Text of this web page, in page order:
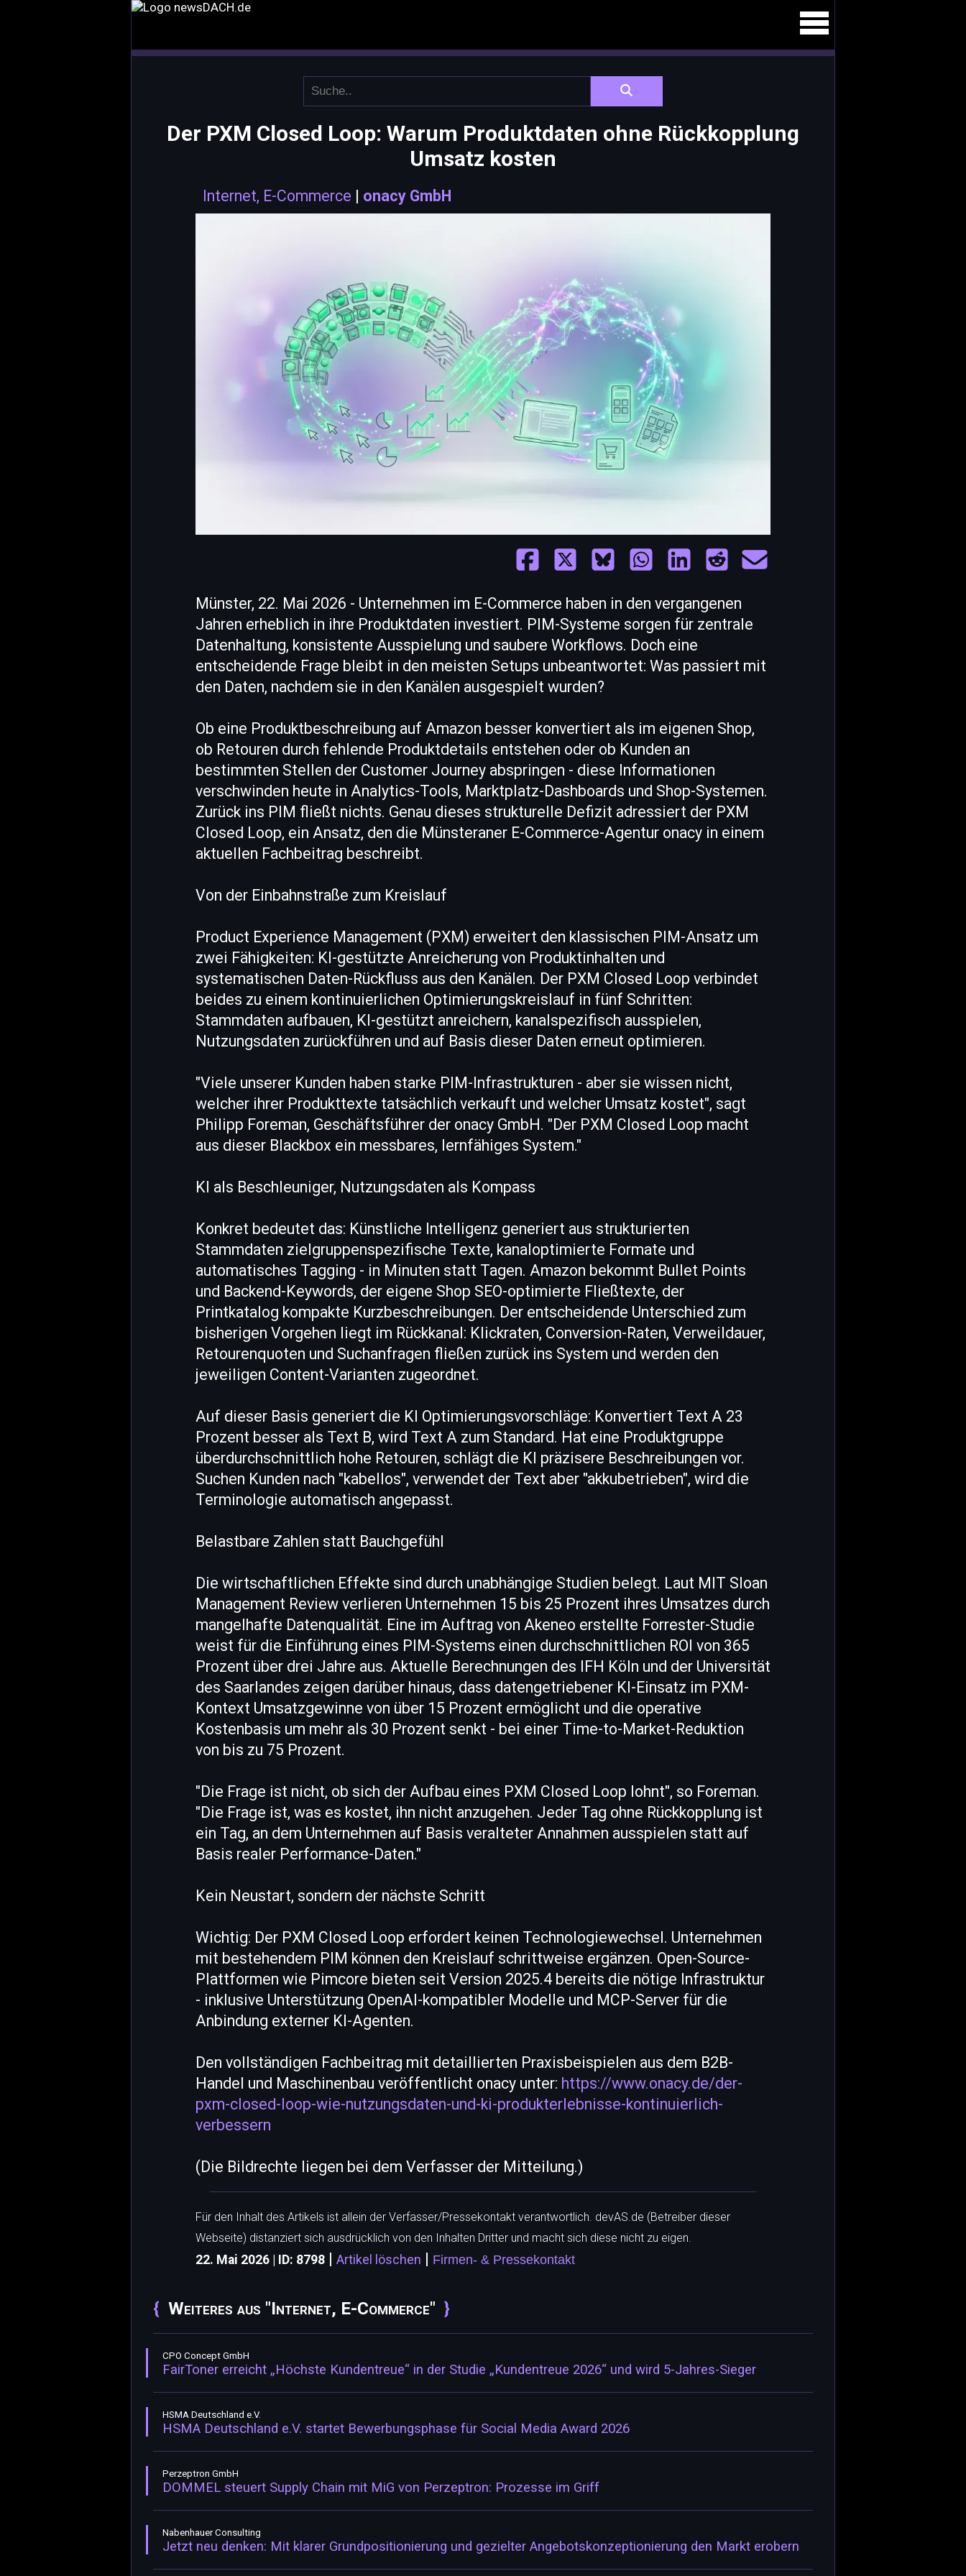
Der PXM Closed Loop: Warum Produktdaten ohne Rückkopplung
Umsatz kosten
Internet, E-Commerce | onacy GmbH
Münster, 22. Mai 2026 - Unternehmen im E-Commerce haben in den vergangenen
Jahren erheblich in ihre Produktdaten investiert. PIM-Systeme sorgen für zentrale
Datenhaltung, konsistente Ausspielung und saubere Workflows. Doch eine
entscheidende Frage bleibt in den meisten Setups unbeantwortet: Was passiert mit
den Daten, nachdem sie in den Kanälen ausgespielt wurden?
Ob eine Produktbeschreibung auf Amazon besser konvertiert als im eigenen Shop,
ob Retouren durch fehlende Produktdetails entstehen oder ob Kunden an
bestimmten Stellen der Customer Journey abspringen - diese Informationen
verschwinden heute in Analytics-Tools, Marktplatz-Dashboards und Shop-Systemen.
Zurück ins PIM fließt nichts. Genau dieses strukturelle Defizit adressiert der PXM
Closed Loop, ein Ansatz, den die Münsteraner E-Commerce-Agentur onacy in einem
aktuellen Fachbeitrag beschreibt.
Von der Einbahnstraße zum Kreislauf
Product Experience Management (PXM) erweitert den klassischen PIM-Ansatz um
zwei Fähigkeiten: KI-gestützte Anreicherung von Produktinhalten und
systematischen Daten-Rückfluss aus den Kanälen. Der PXM Closed Loop verbindet
beides zu einem kontinuierlichen Optimierungskreislauf in fünf Schritten:
Stammdaten aufbauen, KI-gestützt anreichern, kanalspezifisch ausspielen,
Nutzungsdaten zurückführen und auf Basis dieser Daten erneut optimieren.
"Viele unserer Kunden haben starke PIM-Infrastrukturen - aber sie wissen nicht,
welcher ihrer Produkttexte tatsächlich verkauft und welcher Umsatz kostet", sagt
Philipp Foreman, Geschäftsführer der onacy GmbH. "Der PXM Closed Loop macht
aus dieser Blackbox ein messbares, lernfähiges System."
KI als Beschleuniger, Nutzungsdaten als Kompass
Konkret bedeutet das: Künstliche Intelligenz generiert aus strukturierten
Stammdaten zielgruppenspezifische Texte, kanaloptimierte Formate und
automatisches Tagging - in Minuten statt Tagen. Amazon bekommt Bullet Points
und Backend-Keywords, der eigene Shop SEO-optimierte Fließtexte, der
Printkatalog kompakte Kurzbeschreibungen. Der entscheidende Unterschied zum
bisherigen Vorgehen liegt im Rückkanal: Klickraten, Conversion-Raten, Verweildauer,
Retourenquoten und Suchanfragen fließen zurück ins System und werden den
jeweiligen Content-Varianten zugeordnet.
Auf dieser Basis generiert die KI Optimierungsvorschläge: Konvertiert Text A 23
Prozent besser als Text B, wird Text A zum Standard. Hat eine Produktgruppe
überdurchschnittlich hohe Retouren, schlägt die KI präzisere Beschreibungen vor.
Suchen Kunden nach "kabellos", verwendet der Text aber "akkubetrieben", wird die
Terminologie automatisch angepasst.
Belastbare Zahlen statt Bauchgefühl
Die wirtschaftlichen Effekte sind durch unabhängige Studien belegt. Laut MIT Sloan
Management Review verlieren Unternehmen 15 bis 25 Prozent ihres Umsatzes durch
mangelhafte Datenqualität. Eine im Auftrag von Akeneo erstellte Forrester-Studie
weist für die Einführung eines PIM-Systems einen durchschnittlichen ROI von 365
Prozent über drei Jahre aus. Aktuelle Berechnungen des IFH Köln und der Universität
des Saarlandes zeigen darüber hinaus, dass datengetriebener KI-Einsatz im PXM-
Kontext Umsatzgewinne von über 15 Prozent ermöglicht und die operative
Kostenbasis um mehr als 30 Prozent senkt - bei einer Time-to-Market-Reduktion
von bis zu 75 Prozent.
"Die Frage ist nicht, ob sich der Aufbau eines PXM Closed Loop lohnt", so Foreman.
"Die Frage ist, was es kostet, ihn nicht anzugehen. Jeder Tag ohne Rückkopplung ist
ein Tag, an dem Unternehmen auf Basis veralteter Annahmen ausspielen statt auf
Basis realer Performance-Daten."
Kein Neustart, sondern der nächste Schritt
Wichtig: Der PXM Closed Loop erfordert keinen Technologiewechsel. Unternehmen
mit bestehendem PIM können den Kreislauf schrittweise ergänzen. Open-Source-
Plattformen wie Pimcore bieten seit Version 2025.4 bereits die nötige Infrastruktur
- inklusive Unterstützung OpenAI-kompatibler Modelle und MCP-Server für die
Anbindung externer KI-Agenten.
Den vollständigen Fachbeitrag mit detaillierten Praxisbeispielen aus dem B2B-
Handel und Maschinenbau veröffentlicht onacy unter: https://www.onacy.de/der-
pxm-closed-loop-wie-nutzungsdaten-und-ki-produkterlebnisse-kontinuierlich-
verbessern
(Die Bildrechte liegen bei dem Verfasser der Mitteilung.)
Für den Inhalt des Artikels ist allein der Verfasser/Pressekontakt verantwortlich. devAS.de (Betreiber dieser
Webseite) distanziert sich ausdrücklich von den Inhalten Dritter und macht sich diese nicht zu eigen.
22. Mai 2026 | ID: 8798 | Artikel löschen | Firmen- & Pressekontakt
Weiteres aus "Internet, E-Commerce"
CPO Concept GmbH
FairToner erreicht „Höchste Kundentreue“ in der Studie „Kundentreue 2026“ und wird 5-Jahres-Sieger
HSMA Deutschland e.V.
HSMA Deutschland e.V. startet Bewerbungsphase für Social Media Award 2026
Perzeptron GmbH
DOMMEL steuert Supply Chain mit MiG von Perzeptron: Prozesse im Griff
Nabenhauer Consulting
Jetzt neu denken: Mit klarer Grundpositionierung und gezielter Angebotskonzeptionierung den Markt erobern